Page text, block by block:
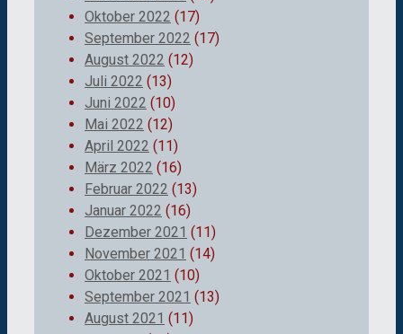
Oktober 2022 (17)
September 2022 (17)
August 2022 (12)
Juli 2022 (13)
Juni 2022 (10)
Mai 2022 (12)
April 2022 (11)
März 2022 (16)
Februar 2022 (13)
Januar 2022 (16)
Dezember 2021 (11)
November 2021 (14)
Oktober 2021 (10)
September 2021 (13)
August 2021 (11)